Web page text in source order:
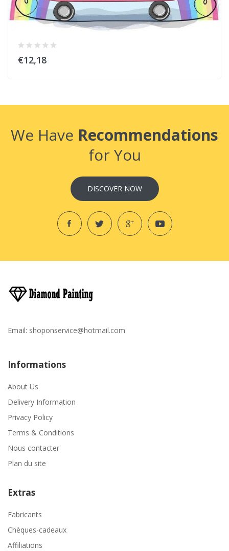
€12,18
We Have Recommendations
for You
DISCOVER NOW
Email: shoponservice@hotmail.com
Informations
About Us
Delivery Information
Privacy Policy
Terms & Conditions
Nous contacter
Plan du site
Extras
Fabricants
Chèques-cadeaux
Affiliations